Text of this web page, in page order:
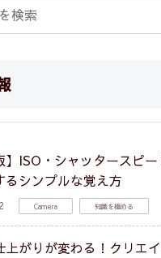
】ISO・シャッタースピ
るシンプルな覚え方
Camera 知識を極める
上がりが変わる！クリエ